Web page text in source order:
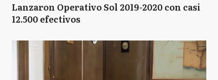
Lanzaron Operativo Sol 2019-2020 con casi
12.500 efectivos